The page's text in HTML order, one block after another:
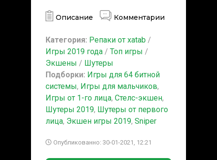
Описание Комментарии
Категория: Репаки от xatab /
Игры 2019 года / Топ игры /
Экшены / Шутеры
Подборки: Игры для 64 битной
системы, Игры для мальчиков,
Игры от 1-го лица, Стелс-экшен,
Шутеры 2019, Шутеры от первого
лица, Экшен игры 2019, Sniper
Опубликованно: 30-01-2021, 12:21